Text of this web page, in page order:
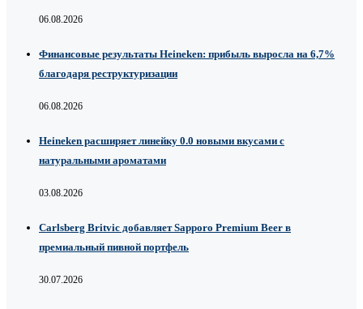
06.08.2026
Финансовые результаты Heineken: прибыль выросла на 6,7%
благодаря реструктуризации
06.08.2026
Heineken расширяет линейку 0.0 новыми вкусами с
натуральными ароматами
03.08.2026
Carlsberg Britvic добавляет Sapporo Premium Beer в
премиальный пивной портфель
30.07.2026